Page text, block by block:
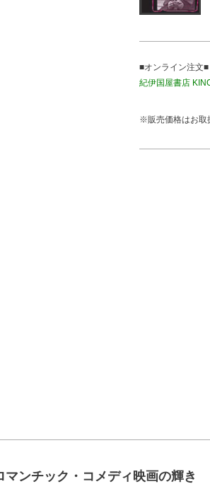
■オンライン注文■
紀伊国屋書店
※販売価格はお取
ンチック・コメディ映画の輝き